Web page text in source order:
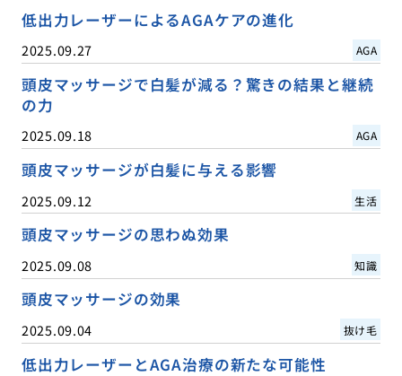
低出力レーザーによるAGAケアの進化
2025.09.27 AGA
頭皮マッサージで白髪が減る？驚きの結果と継続
の力
2025.09.18 AGA
頭皮マッサージが白髪に与える影響
2025.09.12 生活
頭皮マッサージの思わぬ効果
2025.09.08 知識
頭皮マッサージの効果
2025.09.04 抜け毛
低出力レーザーとAGA治療の新たな可能性